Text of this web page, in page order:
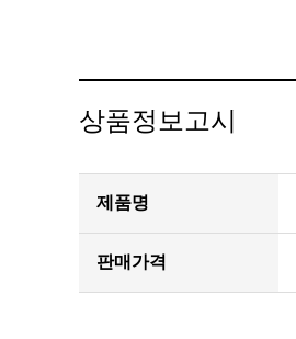
상품정보고시
제품명
판매가격